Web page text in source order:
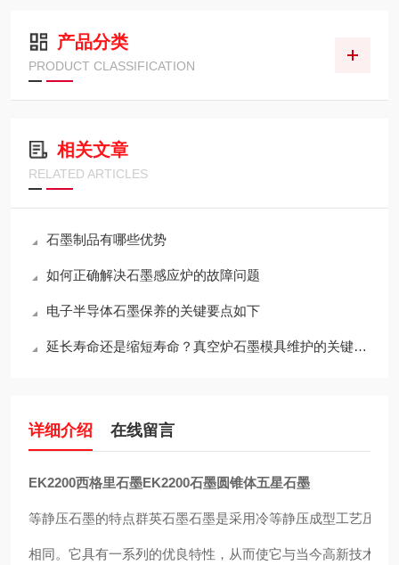
产品分类
PRODUCT CLASSIFICATION
相关文章
RELATED ARTICLES
石墨制品有哪些优势
如何正确解决石墨感应炉的故障问题
电子半导体石墨保养的关键要点如下
延长寿命还是缩短寿命？真空炉石墨模具维护的关键决策
详细介绍 在线留言
EK2200西格里石墨EK2200石墨圆锥体五星石墨
等静压石墨的特点群英石墨石墨是采用冷等静压成型工艺压制
相同。它具有一系列的优良特性，从而使它与当今高新技术